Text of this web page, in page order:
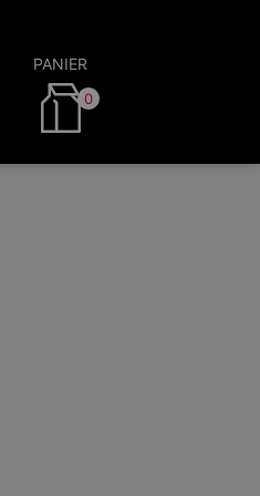
PANIER
0